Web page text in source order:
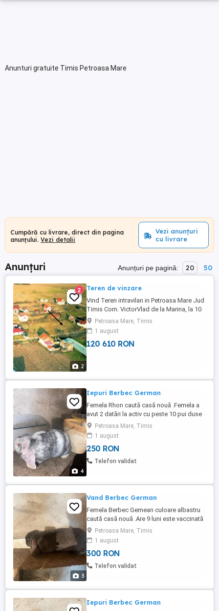
Anunturi gratuite Timis Petroasa Mare
Cumpără cu livrare, direct din pagina
anunțului. Vezi detalii
Vezi anunțuri
cu livrare
Anunțuri Anunțuri pe pagină: 20 50
2
2 Teren de vinzare
Vind Teren intravilan in Petroasa Mare Jud
Timis Com. VictorVlad de la Marina, la 10
km de Lugoj. Terenul este de 1439 m
patrati cu nr deTop si intabulata pe
persoana fizica. Pret 23000 Euro
Petroasa Mare, Timis
1 august
120 610 RON
4
Iepuri Berbec German
Femela Rhon caută casă nouă .Femela a
avut 2 datări la activ cu peste 10 pui duse
cu bine .O vând în lipsă de spațiu .Se
poate și monta la alegere .Pentru mai
multe detalii nu ezitați să mă contactați!
Petroasa Mare, Timis
1 august
250 RON
Telefon validat
3
Vand Berbec German
Femela Berbec Gemean culoare albastru
caută casă nouă .Are 9 luni este vaccinată
și deparazitată .Nu a fost montată încă .Pt
mai multe detalii nu ezitați să mă
contactați !
Petroasa Mare, Timis
1 august
300 RON
Telefon validat
Iepuri Berbec German